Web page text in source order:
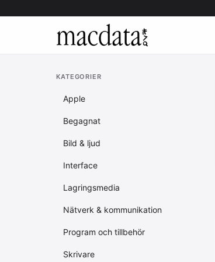
KATEGORIER
Apple
Begagnat
Bild & ljud
Interface
Lagringsmedia
Nätverk & kommunikation
Program och tillbehör
Skrivare